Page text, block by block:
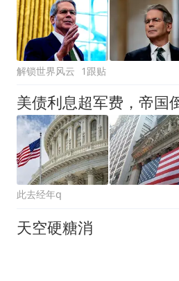
解锁世界风云 1跟贴
此去经年q
天空硬糖消